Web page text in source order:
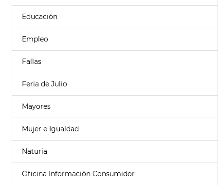
Educación
Empleo
Fallas
Feria de Julio
Mayores
Mujer e Igualdad
Naturia
Oficina Información Consumidor